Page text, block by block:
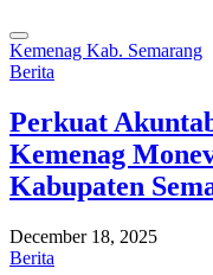
Kemenag Kab. Semarang
Berita
Perkuat
Kemenag
Kabupaten
December 18, 2025
Berita